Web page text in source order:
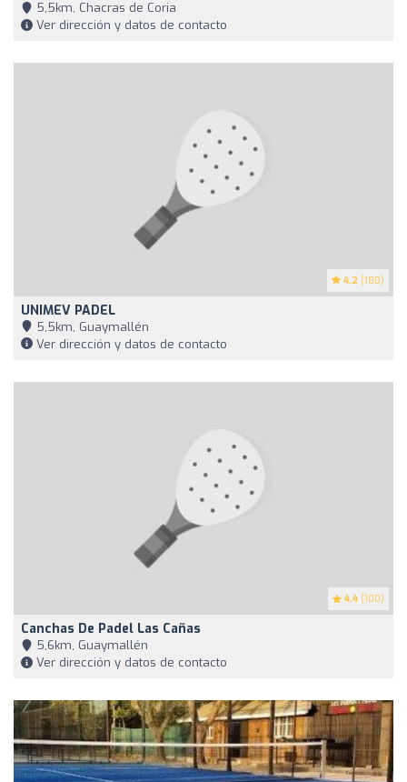
5,5km, Chacras de Coria
Ver dirección y datos de contacto
4.2 (180)
UNIMEV PADEL
5,5km, Guaymallén
Ver dirección y datos de contacto
4.4 (100)
Canchas De Padel Las Cañas
5,6km, Guaymallén
Ver dirección y datos de contacto